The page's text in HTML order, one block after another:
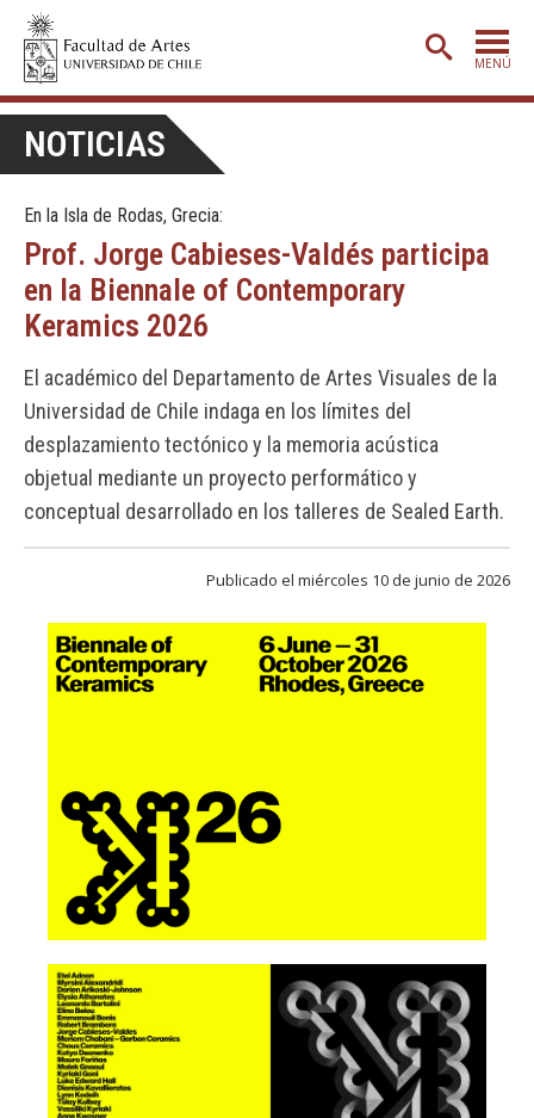
MENÚ
ADMISIÓN
ETAPA BÁSICA
CARRERAS
CREACIÓNE INVESTIGACIÓN
BIBLIOTECA
DEPARTAMENTOS
FACULTAD
Académicas/os Egresadas/os
NOTICIAS
En la Isla de Rodas, Grecia:
Prof. Jorge Cabieses-Valdés participa
en la Biennale of Contemporary
Keramics 2026
El académico del Departamento de Artes Visuales de la
Universidad de Chile indaga en los límites del
desplazamiento tectónico y la memoria acústica
objetual mediante un proyecto performático y
conceptual desarrollado en los talleres de Sealed Earth.
Publicado el miércoles 10 de junio de 2026